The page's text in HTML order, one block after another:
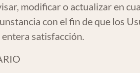
modificar o actualizar en
con el fin de que los
satisfacción.